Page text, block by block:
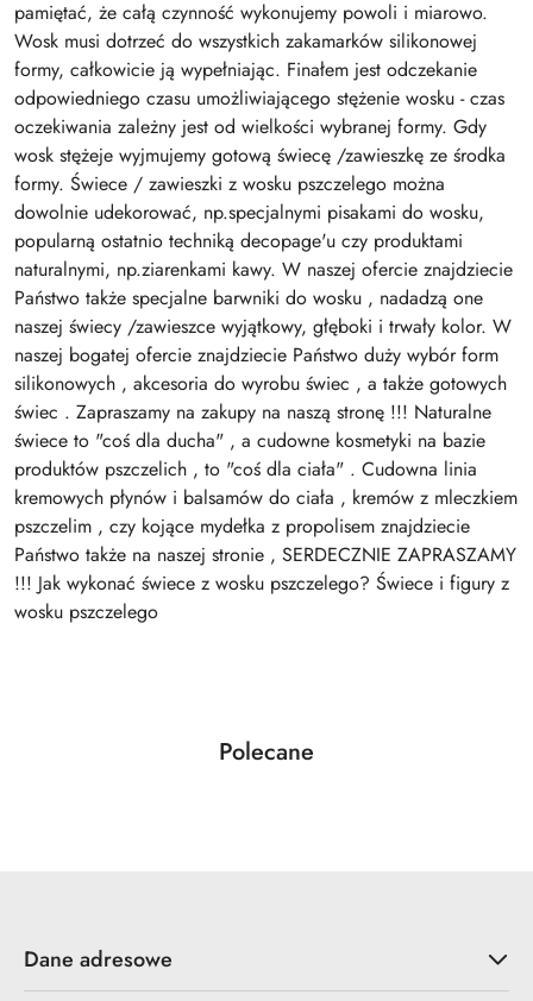
pamiętać, że całą czynność wykonujemy powoli i miarowo.
Wosk musi dotrzeć do wszystkich zakamarków silikonowej
formy, całkowicie ją wypełniając. Finałem jest odczekanie
odpowiedniego czasu umożliwiającego stężenie wosku - czas
oczekiwania zależny jest od wielkości wybranej formy. Gdy
wosk stężeje wyjmujemy gotową świecę /zawieszkę ze środka
formy. Świece / zawieszki z wosku pszczelego można
dowolnie udekorować, np.specjalnymi pisakami do wosku,
popularną ostatnio techniką decopage'u czy produktami
naturalnymi, np.ziarenkami kawy. W naszej ofercie znajdziecie
Państwo także specjalne barwniki do wosku , nadadzą one
naszej świecy /zawieszce wyjątkowy, głęboki i trwały kolor. W
naszej bogatej ofercie znajdziecie Państwo duży wybór form
silikonowych , akcesoria do wyrobu świec , a także gotowych
świec . Zapraszamy na zakupy na naszą stronę !!! Naturalne
świece to "coś dla ducha" , a cudowne kosmetyki na bazie
produktów pszczelich , to "coś dla ciała" . Cudowna linia
kremowych płynów i balsamów do ciała , kremów z mleczkiem
pszczelim , czy kojące mydełka z propolisem znajdziecie
Państwo także na naszej stronie , SERDECZNIE ZAPRASZAMY
!!! Jak wykonać świece z wosku pszczelego? Świece i figury z
wosku pszczelego
Pomiń karuzelę produktów
Produkty
Polecane
Dane adresowe